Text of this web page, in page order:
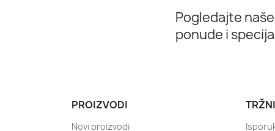
Pogledajte
ponude i
PROIZVODI
Novi proizvodi